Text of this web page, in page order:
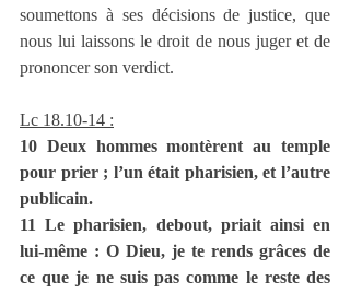
soumettons à ses décisions de justice, que
nous lui laissons le droit de nous juger et de
prononcer son verdict.
Lc 18.10-14 :
10 Deux hommes montèrent au temple
pour prier ; l’un était pharisien, et l’autre
publicain.
11 Le pharisien, debout, priait ainsi en
lui-même : O Dieu, je te rends grâces de
ce que je ne suis pas comme le reste des